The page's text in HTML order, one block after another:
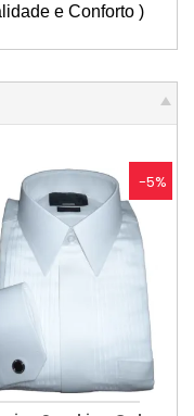
e Conforto )
-5%